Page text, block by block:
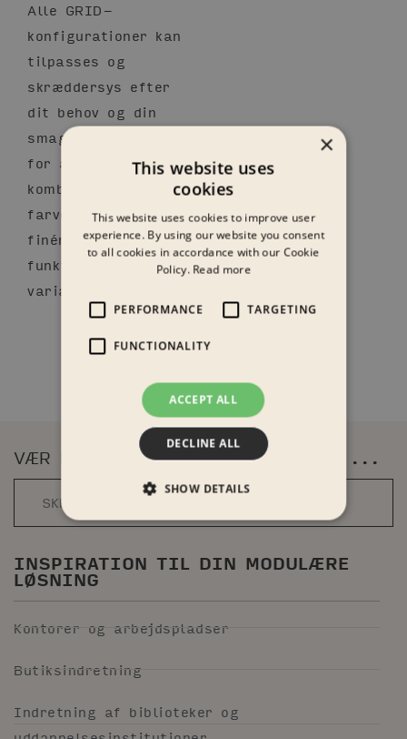
Alle GRID-
konfigurationer kan
tilpasses og
skræddersys efter
dit behov og din
smag – kontakt os
for at tilføje eller
kombinere andre
farver, tekstiler,
finér eller andre
funktioner eller
variationer.
VÆR DEN FØRSTE TIL AT FÅ BESKED ...
INSPIRATION TIL DIN MODULÆRE
LØSNING
Kontorer og arbejdspladser
Butiksindretning
Indretning af biblioteker og
×
This website uses
cookies
This website uses cookies to improve user
experience. By using our website you consent
to all cookies in accordance with our Cookie
Policy. Read more
PERFORMANCE TARGETING
FUNCTIONALITY
ACCEPT ALL
DECLINE ALL
SHOW DETAILS